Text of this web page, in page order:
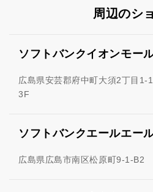
周辺のシ
ソフトバンクイオンモー
広島県安芸郡府中町大須2丁目1-
3F
ソフトバンクエールエー
広島県広島市南区松原町9-1-B2